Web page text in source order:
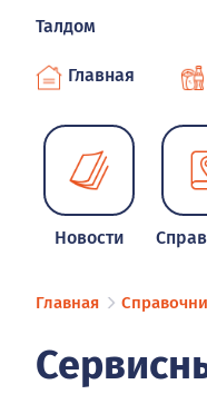
Талдом
Главная
Новости
Главная